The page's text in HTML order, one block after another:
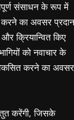
संसाधन के रूप में
करने का अवसर प्रदान
क्रियान्वित किए
को नवाचार के
करने का अवसर
करेंगी, जिसके